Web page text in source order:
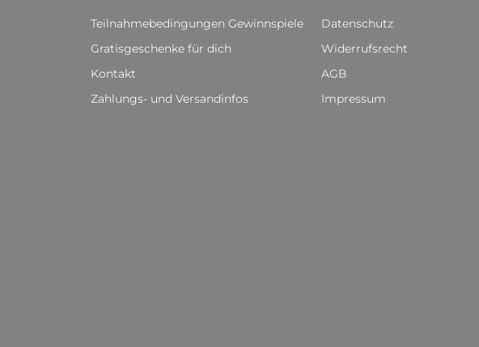
Teilnahmebedingungen Gewinnspiele
Gratisgeschenke für dich
Kontakt
Zahlungs- und Versandinfos
Datenschutz
Widerrufsrecht
AGB
Impressum